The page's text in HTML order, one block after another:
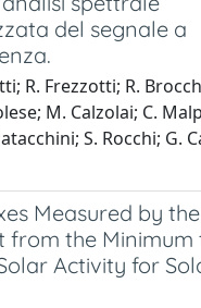
del segnale a
R. Frezzotti; R.
M. Calzolai; C.
S. Rocchi; G.
Measured by the
from the Minimum
Activity for